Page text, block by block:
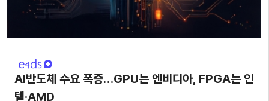
AI반도체 수요 폭증…GPU는 엔비디아, FPGA는 인
텔·AMD